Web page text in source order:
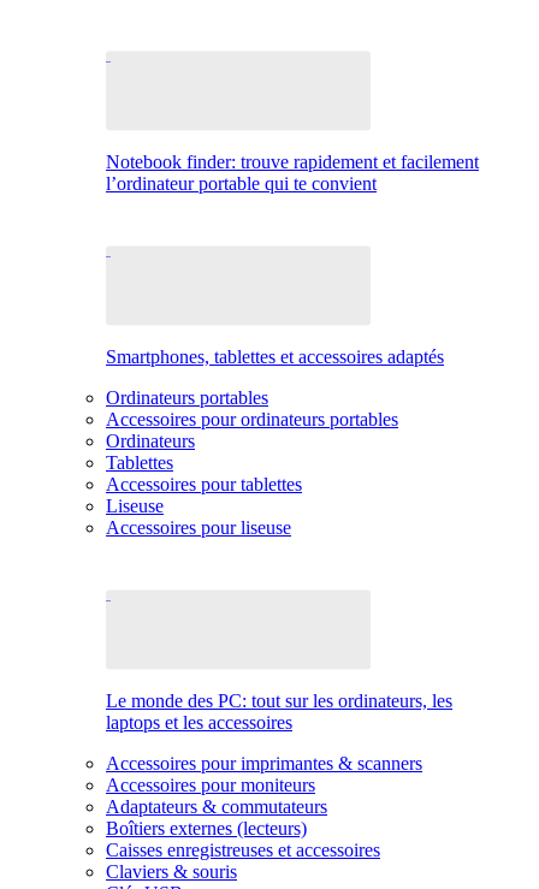
Notebook finder: trouve rapidement et facilement
l’ordinateur portable qui te convient
Smartphones, tablettes et accessoires adaptés
Ordinateurs portables
Accessoires pour ordinateurs portables
Ordinateurs
Tablettes
Accessoires pour tablettes
Liseuse
Accessoires pour liseuse
Le monde des PC: tout sur les ordinateurs, les
laptops et les accessoires
Accessoires pour imprimantes & scanners
Accessoires pour moniteurs
Adaptateurs & commutateurs
Boîtiers externes (lecteurs)
Caisses enregistreuses et accessoires
Claviers & souris